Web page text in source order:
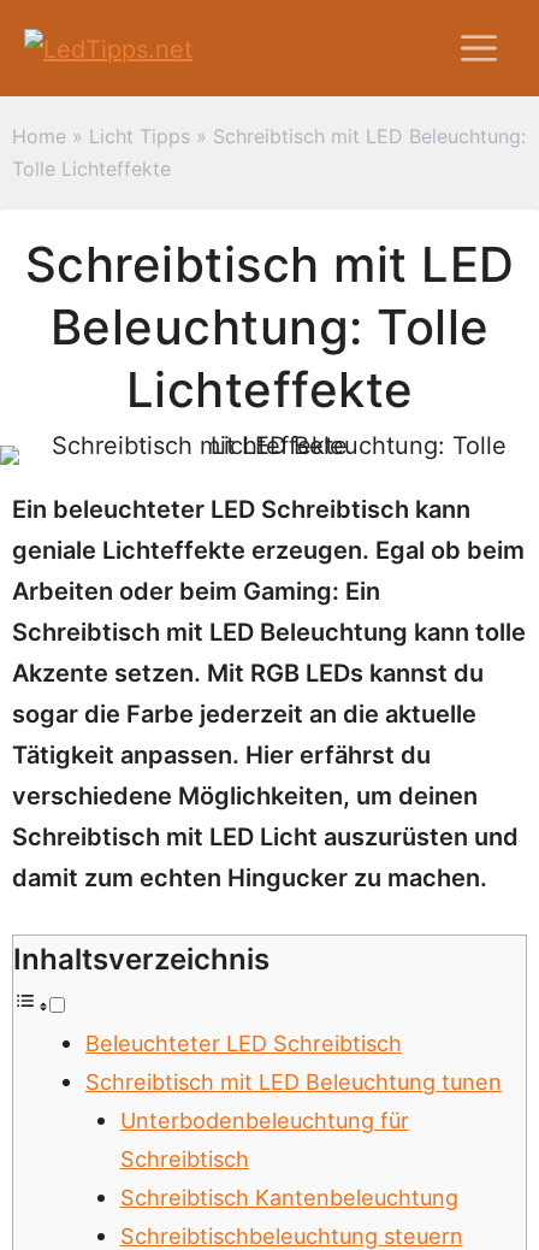
Inhalt
springen
Home » Licht Tipps » Schreibtisch mit LED Beleuchtung:
Tolle Lichteffekte
Schreibtisch mit LED
Beleuchtung: Tolle
Lichteffekte
Ein beleuchteter LED Schreibtisch kann
geniale Lichteffekte erzeugen. Egal ob beim
Arbeiten oder beim Gaming: Ein
Schreibtisch mit LED Beleuchtung kann tolle
Akzente setzen. Mit RGB LEDs kannst du
sogar die Farbe jederzeit an die aktuelle
Tätigkeit anpassen. Hier erfährst du
verschiedene Möglichkeiten, um deinen
Schreibtisch mit LED Licht auszurüsten und
damit zum echten Hingucker zu machen.
Inhaltsverzeichnis
Beleuchteter LED Schreibtisch
Schreibtisch mit LED Beleuchtung tunen
Unterbodenbeleuchtung für
Schreibtisch
Schreibtisch Kantenbeleuchtung
Schreibtischbeleuchtung steuern